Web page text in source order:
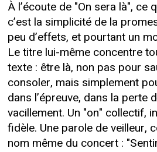
À l’écoute de "On sera là", ce
c’est la simplicité de la
peu d’effets, et pourtant un
Le titre lui-même concentre
texte : être là, non pas pour
consoler, mais simplement
dans l’épreuve, dans la perte
vacillement. Un "on" collectif,
fidèle. Une parole de veilleur,
nom même du concert :